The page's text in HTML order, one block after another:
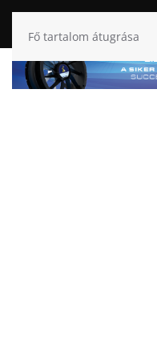
Fő tartalom átugrása